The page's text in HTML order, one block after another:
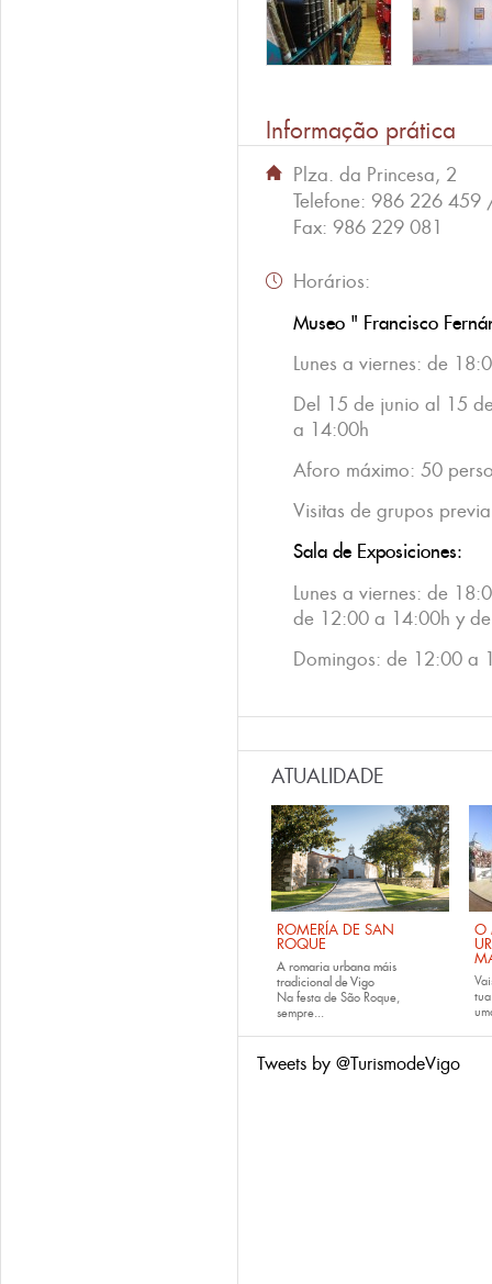
Informação prática
Plza. da Princesa, 2
Telefone: 986 226 459
Fax: 986 229 081
Horários:
Museo " Francisco
Lunes a viernes: de
Del 15 de junio al 15
a 14:00h
Aforo máximo: 50
Visitas de grupos
Sala de Exposiciones:
Lunes a viernes: de
de 12:00 a 14:00h y
Domingos: de 12:00 a
ATUALIDADE
ROMERÍA DE SAN
ROQUE
A romaria urbana máis
tradicional de Vigo
Na festa de São Roque,
sempre...
O
Tweets by @TurismodeVigo